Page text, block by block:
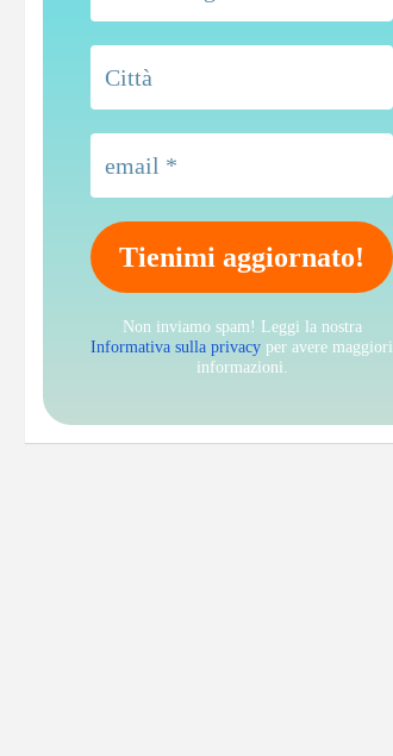
Non inviamo spam! Leggi la nostra
Informativa sulla privacy per avere maggiori
informazioni.